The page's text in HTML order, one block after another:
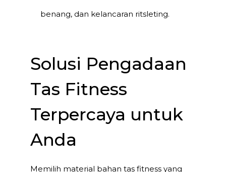
benang, dan kelancaran ritsleting.
Solusi Pengadaan
Tas Fitness
Terpercaya untuk
Anda
Memilih material bahan tas fitness yang